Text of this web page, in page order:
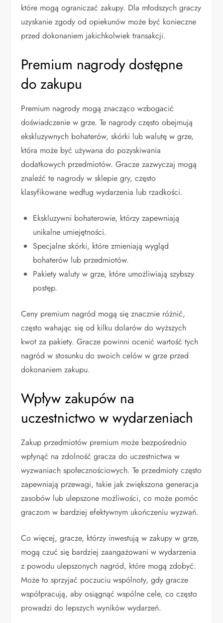
które mogą ograniczać zakupy. Dla młodszych graczy
uzyskanie zgody od opiekunów może być konieczne
przed dokonaniem jakichkolwiek transakcji.
Premium nagrody dostępne
do zakupu
Premium nagrody mogą znacząco wzbogacić
doświadczenie w grze. Te nagrody często obejmują
ekskluzywnych bohaterów, skórki lub walutę w grze,
która może być używana do pozyskiwania
dodatkowych przedmiotów. Gracze zazwyczaj mogą
znaleźć te nagrody w sklepie gry, często
klasyfikowane według wydarzenia lub rzadkości.
Ekskluzywni bohaterowie, którzy zapewniają
unikalne umiejętności.
Specjalne skórki, które zmieniają wygląd
bohaterów lub przedmiotów.
Pakiety waluty w grze, które umożliwiają szybszy
postęp.
Ceny premium nagród mogą się znacznie różnić,
często wahając się od kilku dolarów do wyższych
kwot za pakiety. Gracze powinni ocenić wartość tych
nagród w stosunku do swoich celów w grze przed
dokonaniem zakupu.
Wpływ zakupów na
uczestnictwo w wydarzeniach
Zakup przedmiotów premium może bezpośrednio
wpłynąć na zdolność gracza do uczestnictwa w
wyzwaniach społecznościowych. Te przedmioty często
zapewniają przewagi, takie jak zwiększona generacja
zasobów lub ulepszone możliwości, co może pomóc
graczom w bardziej efektywnym ukończeniu wyzwań.
Co więcej, gracze, którzy inwestują w zakupy w grze,
mogą czuć się bardziej zaangażowani w wydarzenia
z powodu ulepszonych nagród, które mogą zdobyć.
Może to sprzyjać poczuciu wspólnoty, gdy gracze
współpracują, aby osiągnąć wspólne cele, co często
prowadzi do lepszych wyników wydarzeń.